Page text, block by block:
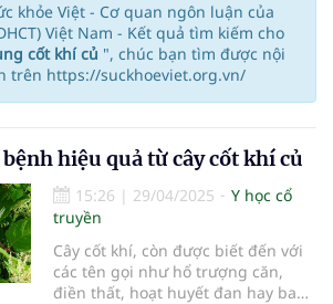
khỏe Việt - Cơ quan ngôn luận của
Việt Nam - Kết quả tìm kiếm cho
cốt khí củ ", chúc bạn tìm được nội
trên https://suckhoeviet.org.vn/
hiệu quả từ cây cốt khí củ
15:26 | 29/04/2025
Y học cổ
truyền
Cây cốt khí, còn được biết đến với
các tên gọi như hổ trượng căn,
điền thất, hoạt huyết đan hay ban